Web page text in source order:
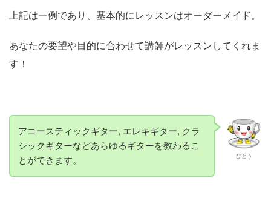
上記は一例であり、基本的にレッスンはオーダーメイド。
あなたの要望や目的に合わせて講師がレッスンしてくれま
す！
びとう
アコースティックギター, エレキギター, クラ
シックギターなどあらゆるギターを教わるこ
とができます。